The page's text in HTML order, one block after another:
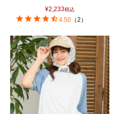
¥2,233税込
4.50 （2 ）